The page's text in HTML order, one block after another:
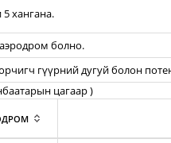
5 хангана.
аэродром болно.
гүүрний дугуй болон
цагаар )